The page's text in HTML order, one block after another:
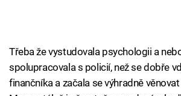
Třeba že vystudovala psychologii a
spolupracovala s policií, než se dobře
finančníka a začala se výhradně